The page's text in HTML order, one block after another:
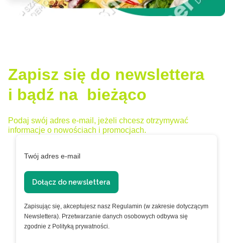
Zapisz się do newslettera
i bądź na bieżąco
Podaj swój adres e-mail, jeżeli chcesz otrzymywać
informacje o nowościach i promocjach.
Twój adres e-mail
Dołącz do newslettera
Zapisując się, akceptujesz nasz Regulamin (w zakresie dotyczącym
Newslettera). Przetwarzanie danych osobowych odbywa się
zgodnie z Polityką prywatności.